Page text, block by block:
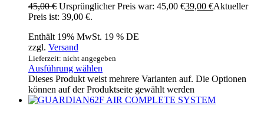
45,00€ Ursprünglicher Preis war: 45,00 €39,00 €Aktueller
Preis ist: 39,00 €.
Enthält 19% MwSt. 19 % DE
zzgl. Versand
Lieferzeit: nicht angegeben
Ausführung wählen
Dieses Produkt weist mehrere Varianten auf. Die Optionen
können auf der Produktseite gewählt werden